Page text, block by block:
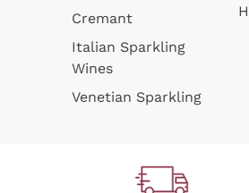
Cremant
Italian Sparkling
Wines
Venetian Sparkling